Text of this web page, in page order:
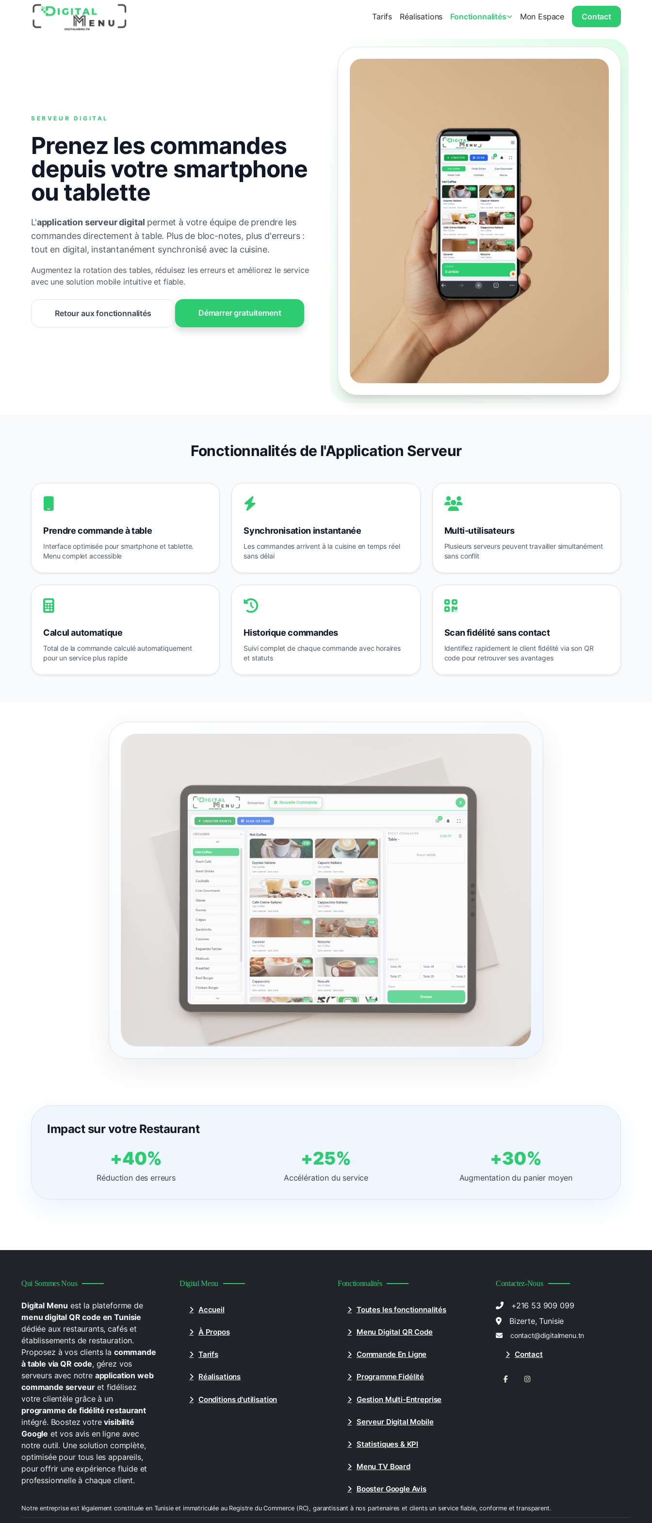
Tarifs Réalisations Fonctionnalités Mon Espace Contact
SERVEUR DIGITAL
Prenez les commandes
depuis votre smartphone
ou tablette
L'application serveur digital permet à votre équipe de prendre les
commandes directement à table. Plus de bloc-notes, plus d'erreurs :
tout en digital, instantanément synchronisé avec la cuisine.
Augmentez la rotation des tables, réduisez les erreurs et améliorez le service
avec une solution mobile intuitive et fiable.
Retour aux fonctionnalités Démarrer gratuitement
Fonctionnalités de l'Application Serveur
Prendre commande à table
Interface optimisée pour smartphone et tablette.
Menu complet accessible
Synchronisation instantanée
Les commandes arrivent à la cuisine en temps réel
sans délai
Multi-utilisateurs
Plusieurs serveurs peuvent travailler simultanément
sans conflit
Calcul automatique
Total de la commande calculé automatiquement
pour un service plus rapide
Historique commandes
Suivi complet de chaque commande avec horaires
et statuts
Scan fidélité sans contact
Identifiez rapidement le client fidélité via son QR
code pour retrouver ses avantages
Impact sur votre Restaurant
+40%
Réduction des erreurs
+25%
Accélération du service
+30%
Augmentation du panier moyen
Qui Sommes Nous
Digital Menu est la plateforme de
menu digital QR code en Tunisie
dédiée aux restaurants, cafés et
établissements de restauration.
Proposez à vos clients la commande
à table via QR code, gérez vos
serveurs avec notre application web
commande serveuret fidélisez
votre clientèle grâce à un
programme de fidélité restaurant
intégré. Boostez votre visibilité
Google et vos avis en ligne avec
notre outil. Une solution complète,
optimisée pour tous les appareils,
pour offrir une expérience fluide et
professionnelle à chaque client.
Digital Menu
Accueil
À Propos
Tarifs
Réalisations
Conditions d'utilisation
Fonctionnalités
Toutes les fonctionnalités
Menu Digital QR Code
Commande En Ligne
Programme Fidélité
Gestion Multi-Entreprise
Serveur Digital Mobile
Statistiques & KPI
Menu TV Board
Booster Google Avis
Contactez-Nous
+216 53 909 099
Bizerte, Tunisie
contact@digitalmenu.tn
Contact
Notre entreprise est légalement constituée en Tunisie et immatriculée au Registre du Commerce (RC), garantissant à nos partenaires et clients un service fiable, conforme et transparent.